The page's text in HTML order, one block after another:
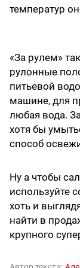
температур
«За рулем»
рулонные
питьевой
машине, для
любая вода.
хотя бы
способ
Ну а чтобы
используйте
хоть и
найти в
крупного